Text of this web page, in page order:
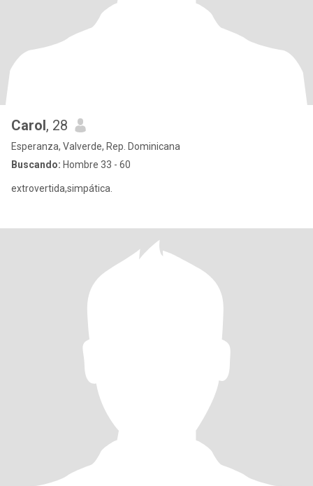
Carol, 28
Esperanza, Valverde, Rep. Dominicana
Buscando: Hombre 33 - 60
extrovertida,simpática.